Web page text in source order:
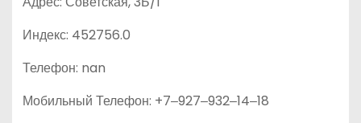
Индекс: 452756.0
Телефон: nan
Мобильный Телефон: +7‒927‒932‒14‒18